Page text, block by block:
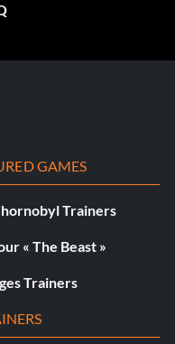
GAMES
Trainers
« The Beast »
Trainers